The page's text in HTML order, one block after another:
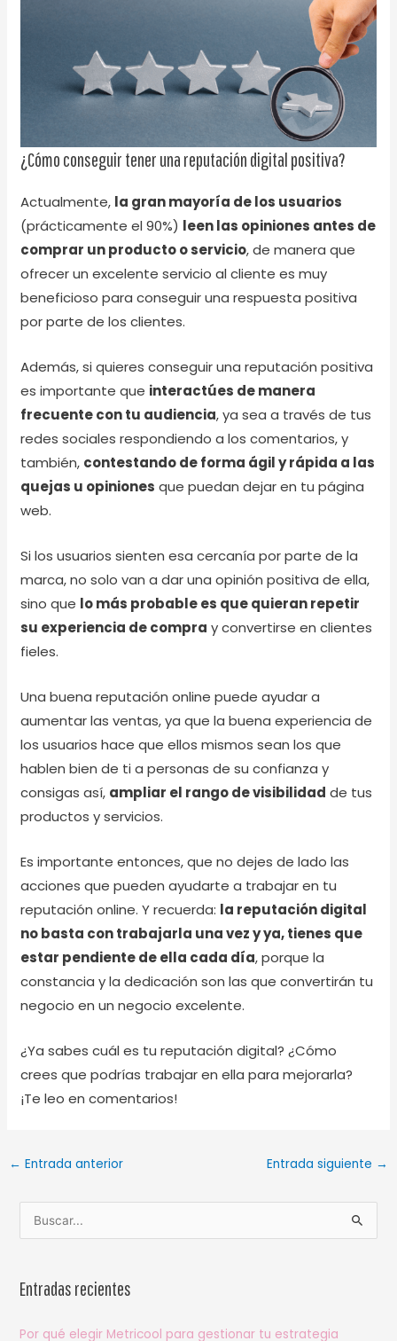
¿Cómo conseguir tener una reputación digital positiva?
Actualmente, la gran mayoría de los usuarios
(prácticamente el 90%) leen las opiniones antes de
comprar un producto o servicio, de manera que
ofrecer un excelente servicio al cliente es muy
beneficioso para conseguir una respuesta positiva
por parte de los clientes.
Además, si quieres conseguir una reputación positiva
es importante que interactúes de manera
frecuente con tu audiencia, ya sea a través de tus
redes sociales respondiendo a los comentarios, y
también, contestando de forma ágil y rápida a las
quejas u opiniones que puedan dejar en tu página
web.
Si los usuarios sienten esa cercanía por parte de la
marca, no solo van a dar una opinión positiva de ella,
sino que lo más probable es que quieran repetir
su experiencia de compra y convertirse en clientes
fieles.
Una buena reputación online puede ayudar a
aumentar las ventas, ya que la buena experiencia de
los usuarios hace que ellos mismos sean los que
hablen bien de ti a personas de su confianza y
consigas así, ampliar el rango de visibilidad de tus
productos y servicios.
Es importante entonces, que no dejes de lado las
acciones que pueden ayudarte a trabajar en tu
reputación online. Y recuerda: la reputación digital
no basta con trabajarla una vez y ya, tienes que
estar pendiente de ella cada día, porque la
constancia y la dedicación son las que convertirán tu
negocio en un negocio excelente.
¿Ya sabes cuál es tu reputación digital? ¿Cómo
crees que podrías trabajar en ella para mejorarla?
¡Te leo en comentarios!
← Entrada anterior Entrada siguiente →
c
Entradas recientes
Por qué elegir Metricool para gestionar tu estrategia